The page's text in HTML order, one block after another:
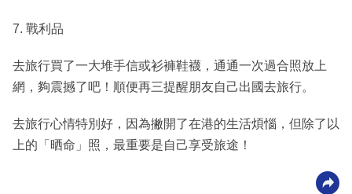
7. 戰利品
去旅行買了一大堆手信或衫褲鞋襪，通通一次過合照放上
網，夠震撼了吧！順便再三提醒朋友自己出國去旅行。
去旅行心情特別好，因為撇開了在港的生活煩惱，但除了以
上的「晒命」照，最重要是自己享受旅途！